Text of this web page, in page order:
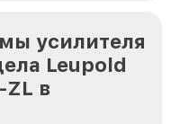
усилителя
Leupold
ZL в